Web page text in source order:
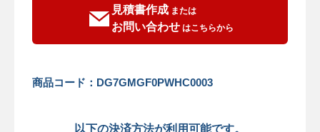
見積書作成または
お問い合わせはこちらから
商品コード：DG7GMGF0PWHC0003
以下の決済方法が利用可能です。